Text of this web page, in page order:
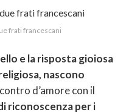
frati francescani
e la risposta gioiosa
nascono
d’amore con il
riconoscenza per i